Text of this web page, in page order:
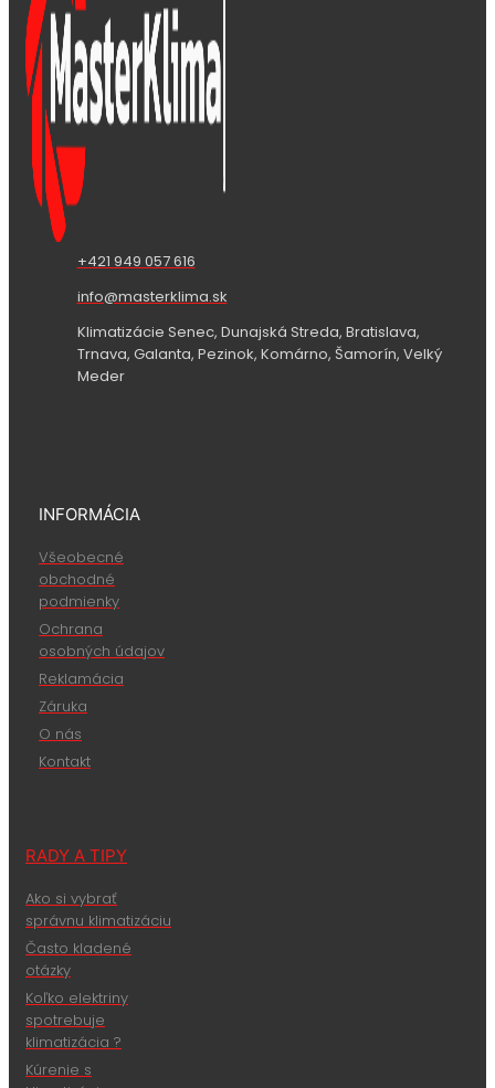
+421 949 057 616
info@masterklima.sk
Klimatizácie Senec, Dunajská Streda, Bratislava,
Trnava, Galanta, Pezinok, Komárno, Šamorín, Velký
Meder
INFORMÁCIA
Všeobecné
obchodné
podmienky
Ochrana
osobných údajov
Reklamácia
Záruka
O nás
Kontakt
RADY A TIPY
Ako si vybrať
správnu klimatizáciu
Často kladené
otázky
Koľko elektriny
spotrebuje
klimatizácia ?
Kúrenie s